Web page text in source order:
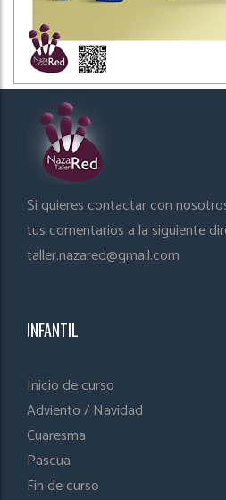
Si quieres contactar con
tus comentarios a la siguiente
taller.nazared@gmail.com
INFANTIL
Inicio de curso
Adviento / Navidad
Cuaresma
Pascua
Fin de curso